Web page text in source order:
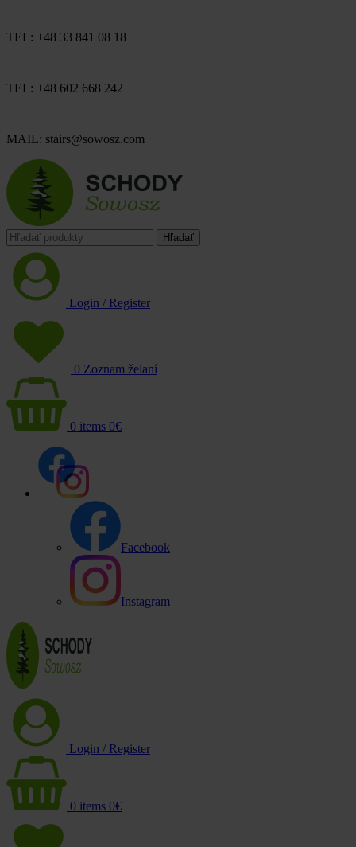
TEL: +48 33 841 08 18
TEL: +48 602 668 242
MAIL: stairs@sowosz.com
Hľadať
Login / Register
0 Zoznam želaní
0 items 0€
Facebook
Instagram
Login / Register
0 items 0€